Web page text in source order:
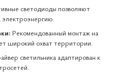
светодиоды позволяют
электроэнергию.
Рекомендованный монтаж на
широкий охват территории.
светильника адаптирован к